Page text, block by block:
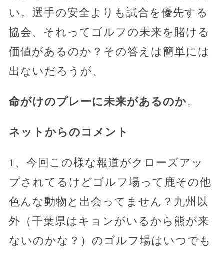
い。選手の安全よりも試合を優先する
協会、それってゴルフの未来を賭ける
価値があるのか？その答えは簡単には
出ないだろうが、
命がけのプレーに未来があるのか。
ネットからのコメント
1、今回この様な報道がクローズアッ
プされてるけどゴルフ場って鹿その他
色んな動物と出会ってません？九州以
外（千葉県はキョンがいるから熊が来
ないのかな？）のゴルフ場はいつでも